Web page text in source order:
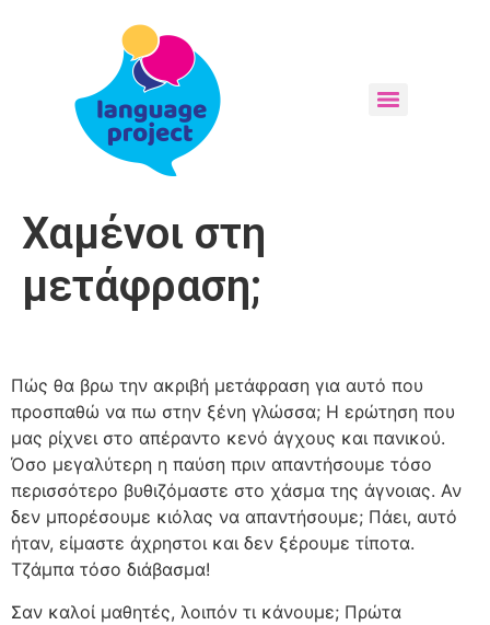
Χαμένοι στη
μετάφραση;
Πώς θα βρω την ακριβή μετάφραση για αυτό που
προσπαθώ να πω στην ξένη γλώσσα; Η ερώτηση που
μας ρίχνει στο απέραντο κενό άγχους και πανικού.
Όσο μεγαλύτερη η παύση πριν απαντήσουμε τόσο
περισσότερο βυθιζόμαστε στο χάσμα της άγνοιας. Αν
δεν μπορέσουμε κιόλας να απαντήσουμε; Πάει, αυτό
ήταν, είμαστε άχρηστοι και δεν ξέρουμε τίποτα.
Τζάμπα τόσο διάβασμα!
Σαν καλοί μαθητές, λοιπόν τι κάνουμε; Πρώτα